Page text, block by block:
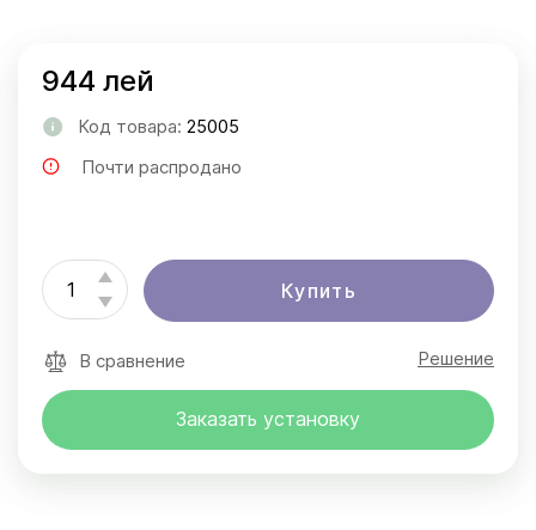
944 лей
Код товара: 25005
Почти распродано
Купить
В сравнение Решение
Заказать установку